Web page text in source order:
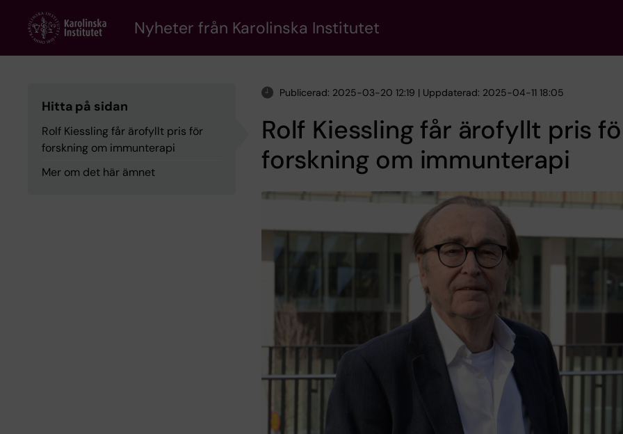
content
Nyheter från Karolinska Institutet
Hitta på sidan
Rolf Kiessling får ärofyllt pris för
forskning om immunterapi
Mer om det här ämnet
Publicerad: 2025-03-20 12:19 | Uppdaterad: 2025-04-11 18:05
Rolf Kiessling får ärofyllt pris
forskning om immunterapi